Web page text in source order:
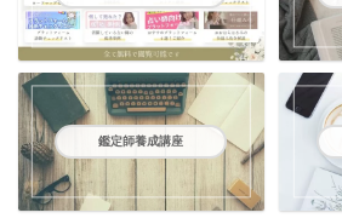
鑑定師養成講座